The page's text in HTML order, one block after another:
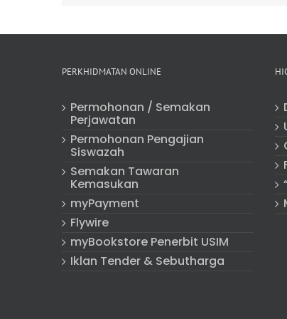
PERKHIDMATAN ONLINE
Permohonan / Semakan
Perjawatan
Permohonan Pengajian
Siswazah
Semakan Tawaran
Kemasukan
myPayment
Flywire
myBookstore Penerbit USIM
Iklan Tender & Sebutharga